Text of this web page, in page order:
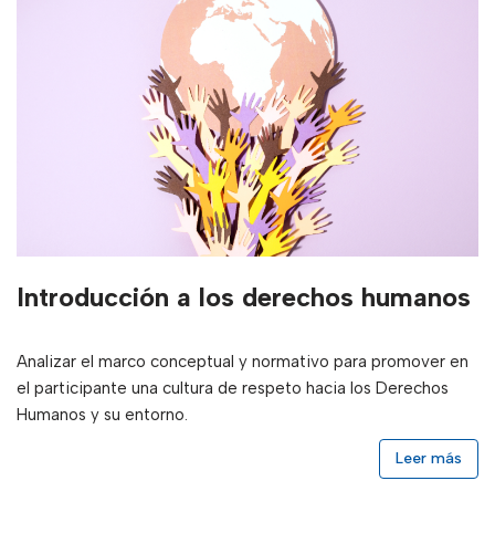
Introducción a los derechos humanos
Analizar el marco conceptual y normativo para promover en
el participante una cultura de respeto hacia los Derechos
Humanos y su entorno.
Leer más